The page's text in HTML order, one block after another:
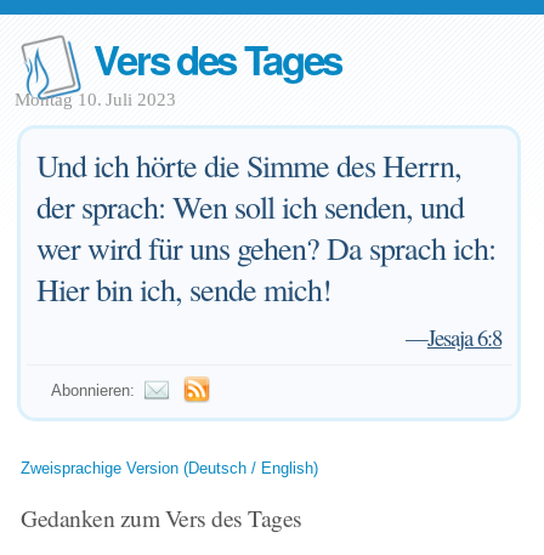
Vers des Tages
Montag 10. Juli 2023
Und ich hörte die Simme des Herrn,
der sprach: Wen soll ich senden, und
wer wird für uns gehen? Da sprach ich:
Hier bin ich, sende mich!
—Jesaja 6:8
Abonnieren:
Zweisprachige Version (Deutsch / English)
Gedanken zum Vers des Tages